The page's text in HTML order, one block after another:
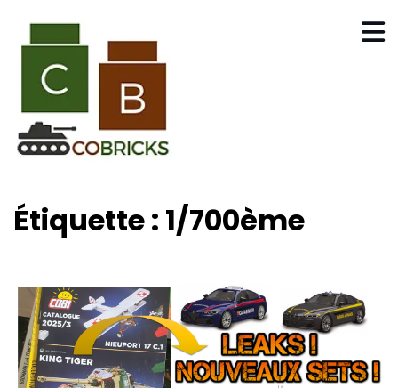
Étiquette : 1/700ème